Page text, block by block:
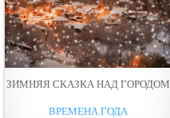
ЗИМНЯЯ СКАЗКА НАД ГОРОДОМ
ВРЕМЕНА ГОДА